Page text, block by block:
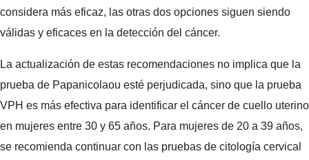
considera más eficaz, las otras dos opciones siguen siendo
válidas y eficaces en la detección del cáncer.
La actualización de estas recomendaciones no implica que la
prueba de Papanicolaou esté perjudicada, sino que la prueba
VPH es más efectiva para identificar el cáncer de cuello uterino
en mujeres entre 30 y 65 años. Para mujeres de 20 a 39 años,
se recomienda continuar con las pruebas de citología cervical